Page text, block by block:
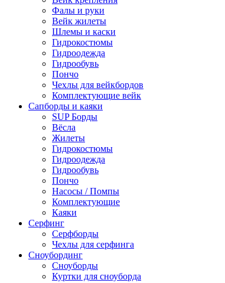
Фалы и руки
Вейк жилеты
Шлемы и каски
Гидрокостюмы
Гидроодежда
Гидрообувь
Пончо
Чехлы для вейкбордов
Комплектующие вейк
Сапборды и каяки
SUP Борды
Вёсла
Жилеты
Гидрокостюмы
Гидроодежда
Гидрообувь
Пончо
Насосы / Помпы
Комплектующие
Каяки
Серфинг
Серфборды
Чехлы для серфинга
Сноубординг
Сноуборды
Куртки для сноуборда